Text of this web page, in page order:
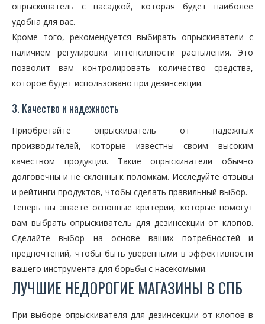
опрыскиватель с насадкой, которая будет наиболее
удобна для вас.
Кроме того, рекомендуется выбирать опрыскиватели с
наличием регулировки интенсивности распыления. Это
позволит вам контролировать количество средства,
которое будет использовано при дезинсекции.
3. Качество и надежность
Приобретайте опрыскиватель от надежных
производителей, которые известны своим высоким
качеством продукции. Такие опрыскиватели обычно
долговечны и не склонны к поломкам. Исследуйте отзывы
и рейтинги продуктов, чтобы сделать правильный выбор.
Теперь вы знаете основные критерии, которые помогут
вам выбрать опрыскиватель для дезинсекции от клопов.
Сделайте выбор на основе ваших потребностей и
предпочтений, чтобы быть уверенными в эффективности
вашего инструмента для борьбы с насекомыми.
ЛУЧШИЕ НЕДОРОГИЕ МАГАЗИНЫ В СПБ
При выборе опрыскивателя для дезинсекции от клопов в